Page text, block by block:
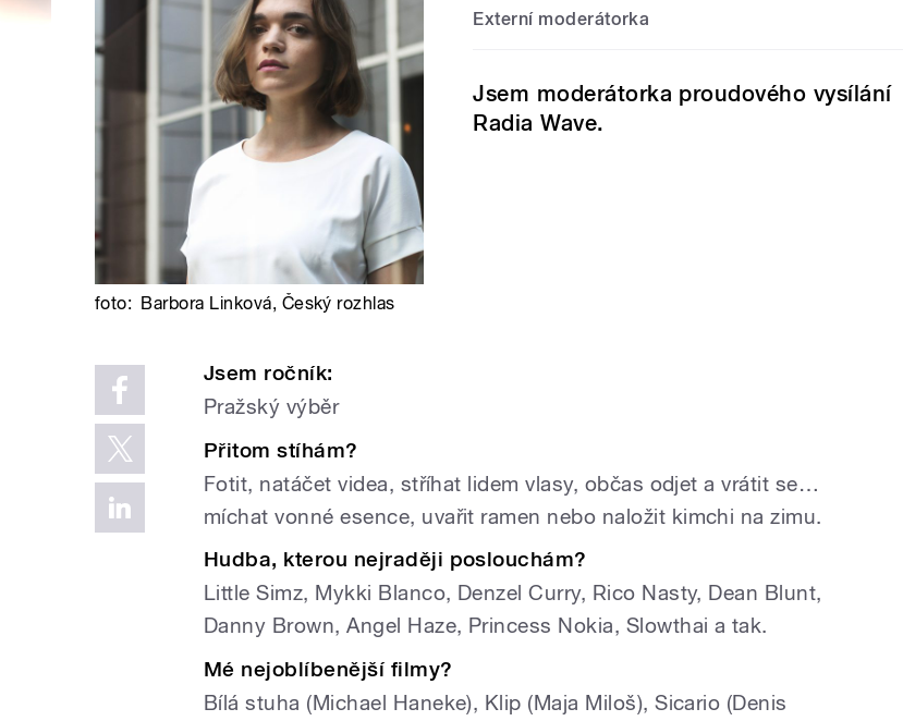
Externí moderátorka
Jsem moderátorka proudového vysílání
Radia Wave.
foto: Barbora Linková, Český rozhlas
Jsem ročník:
Pražský výběr
Přitom stíhám?
Fotit, natáčet videa, stříhat lidem vlasy, občas odjet a vrátit se…
míchat vonné esence, uvařit ramen nebo naložit kimchi na zimu.
Hudba, kterou nejraději poslouchám?
Little Simz, Mykki Blanco, Denzel Curry, Rico Nasty, Dean Blunt,
Danny Brown, Angel Haze, Princess Nokia, Slowthai a tak.
Mé nejoblíbenější filmy?
Bílá stuha (Michael Haneke), Klip (Maja Miloš), Sicario (Denis